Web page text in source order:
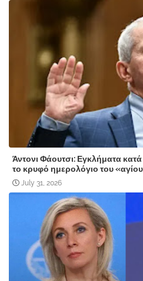
Άντονι Φάουτσι: Εγκλήματα
το κρυφό ημερολόγιο του
July 31, 2026